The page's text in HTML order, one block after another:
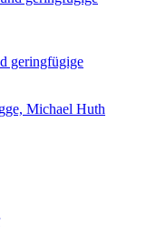
geringfügige
Michael Huth